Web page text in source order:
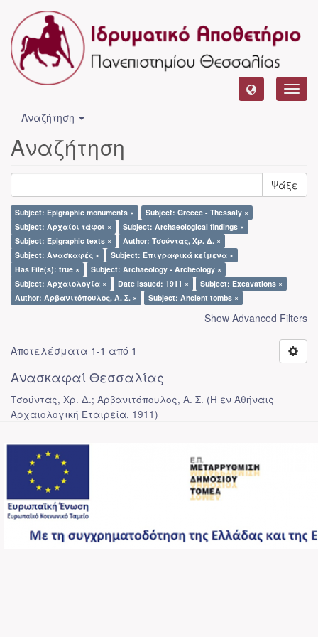
Αναζήτηση
Αναζήτηση
Ψάξε
Subject: Epigraphic monuments ×
Subject: Greece - Thessaly ×
Subject: Αρχαίοι τάφοι ×
Subject: Archaeological findings ×
Subject: Epigraphic texts ×
Author: Τσούντας, Χρ. Δ. ×
Subject: Ανασκαφές ×
Subject: Επιγραφικά κείμενα ×
Has File(s): true ×
Subject: Archaeology - Archeology ×
Subject: Αρχαιολογία ×
Date issued: 1911 ×
Subject: Excavations ×
Author: Αρβανιτόπουλος, Α. Σ. ×
Subject: Ancient tombs ×
Show Advanced Filters
Αποτελέσματα 1-1 από 1
Ανασκαφαί Θεσσαλίας
Τσούντας, Χρ. Δ.; Αρβανιτόπουλος, Α. Σ. (Η εν Αθήναις
Αρχαιολογική Εταιρεία, 1911)